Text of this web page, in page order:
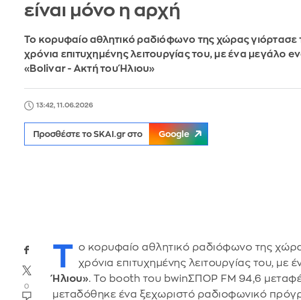
είναι μόνο η αρχή
Το κορυφαίο αθλητικό ραδιόφωνο της χώρας γιόρτασε
χρόνια επιτυχημένης λειτουργίας του, με ένα μεγάλο
«Bolivar - Ακτή του Ήλιου»
13:42, 11.06.2026
Προσθέστε το SKAI.gr στο Google
0
Τ ο κορυφαίο αθλητικό ραδιόφωνο της
χρόνια επιτυχημένης λειτουργίας του, με
Ήλιου». To booth του bwinΣΠΟΡ FM 94,6
μεταδόθηκε ένα ξεχωριστό ραδιοφωνικό